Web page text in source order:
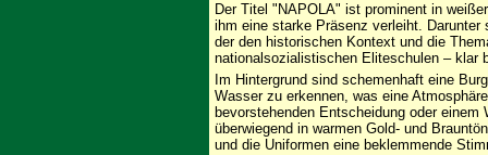
Der Titel "NAPOLA" ist prominent in
ihm eine starke Präsenz verleiht.
der den historischen Kontext und die
nationalsozialistischen Eliteschulen – klar
Im Hintergrund sind schemenhaft eine
Wasser zu erkennen, was eine
bevorstehenden Entscheidung oder
überwiegend in warmen Gold- und
und die Uniformen eine beklemmende